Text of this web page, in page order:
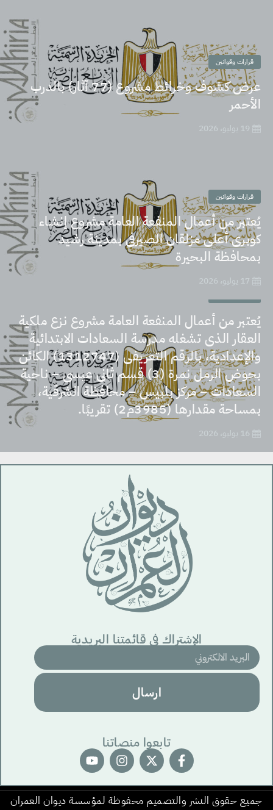
قرارات وقوانين
عرض كشوف وخرائط مشروع (77 آثار) بالدرب
الأحمر
19 يوليو، 2026
قرارات وقوانين
يُعتبر من أعمال المنفعة العامة مشروع إنشاء
كوبرى أعلى مزلقان الصيرفى بمدينة رشيد
بمحافظة البحيرة
17 يوليو، 2026
يُعتبر من أعمال المنفعة العامة مشروع نزع ملكية
العقار الذى تشغله مدرسة السعادات الابتدائية
والإعدادية، بالرقم التعريفى (1312747) الكائن
بحوض الرمل نمرة (3) قسم ثانى عيسى – ناحية
السعادات – مركز بلبيس – محافظة الشرقية،
بمساحة مقدارها (3985م2) تقريبًا.
16 يوليو، 2026
الإشتراك في قائمتنا البريدية
ارسال
تابعوا منصاتنا
جميع حقوق النشر والتصميم محفوظة لمؤسسة ديوان العمران